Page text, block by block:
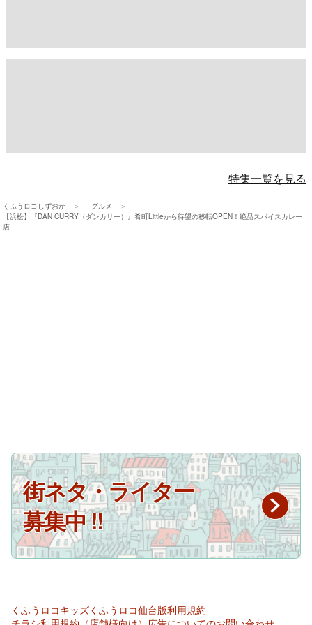
特集一覧を見る
くふうロコしずおか
グルメ
【浜松】『DAN CURRY（ダンカリー）』肴町Littleから待望の移転OPEN！絶品スパイスカレー
店
街ネタ・ライター
募集中 !!
くふうロコキッズくふうロコ仙台版利用規約